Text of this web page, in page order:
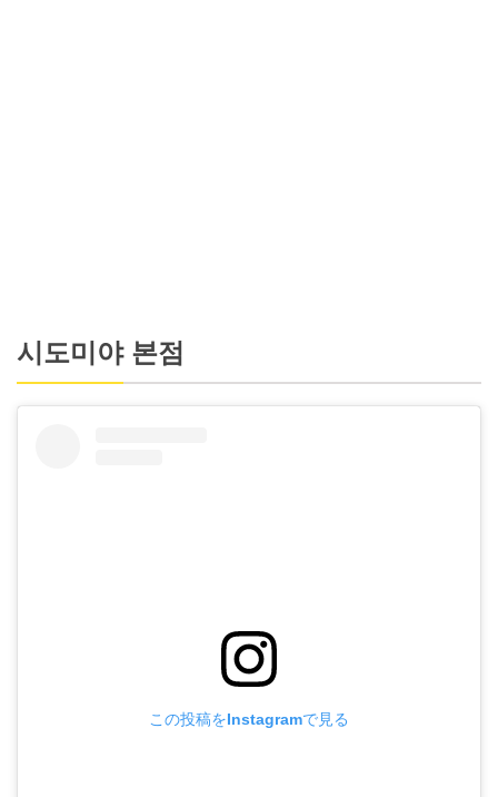
시도미야 본점
この投稿をInstagramで見る